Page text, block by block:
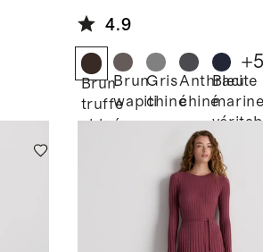
né en
cachemire de
Mongolie à col
en V
4.9
Brun
truffe
chiné
Brun
wapiti
Gris
chiné
Anthracite
chiné
Bleu
+